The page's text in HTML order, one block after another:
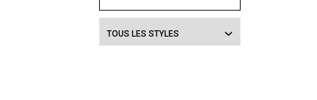
TOUS LES STYLES